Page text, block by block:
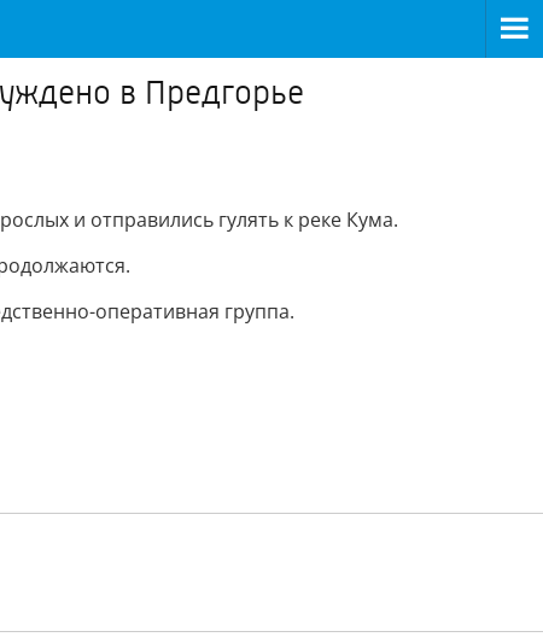
в Предгорье
и отправились гулять к реке Кума.
оперативная группа.